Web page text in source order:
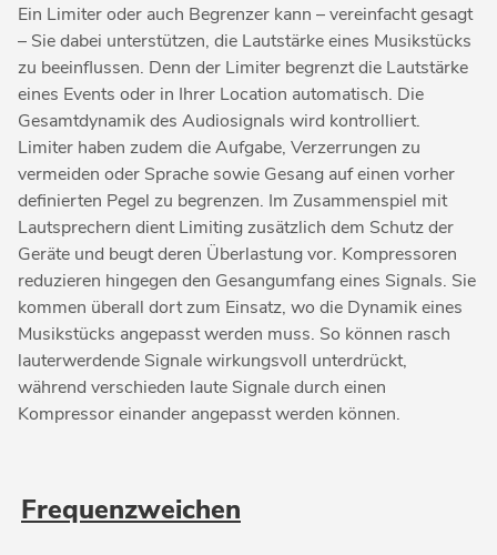
Ein Limiter oder auch Begrenzer kann – vereinfacht gesagt
– Sie dabei unterstützen, die Lautstärke eines Musikstücks
zu beeinflussen. Denn der Limiter begrenzt die Lautstärke
eines Events oder in Ihrer Location automatisch. Die
Gesamtdynamik des Audiosignals wird kontrolliert.
Limiter haben zudem die Aufgabe, Verzerrungen zu
vermeiden oder Sprache sowie Gesang auf einen vorher
definierten Pegel zu begrenzen. Im Zusammenspiel mit
Lautsprechern dient Limiting zusätzlich dem Schutz der
Geräte und beugt deren Überlastung vor. Kompressoren
reduzieren hingegen den Gesangumfang eines Signals. Sie
kommen überall dort zum Einsatz, wo die Dynamik eines
Musikstücks angepasst werden muss. So können rasch
lauterwerdende Signale wirkungsvoll unterdrückt,
während verschieden laute Signale durch einen
Kompressor einander angepasst werden können.
Frequenzweichen